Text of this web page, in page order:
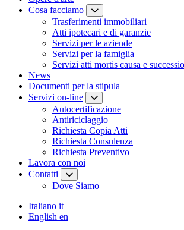
Cosa facciamo
Trasferimenti immobiliari
Atti ipotecari e di garanzie
Servizi per le aziende
Servizi per la famiglia
Servizi atti mortis causa e
News
Documenti per la stipula
Servizi on-line
Autocertificazione
Antiriciclaggio
Richiesta Copia Atti
Richiesta Consulenza
Richiesta Preventivo
Lavora con noi
Contatti
Dove Siamo
Italiano it
English en